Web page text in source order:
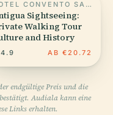
HOTEL CONVENTO SANTA CATALINA
Sightseeing:
Walking Tour
and History
4.9 AB €20.72
endgültige Preis und die
Audiala kann eine
Links erhalten.